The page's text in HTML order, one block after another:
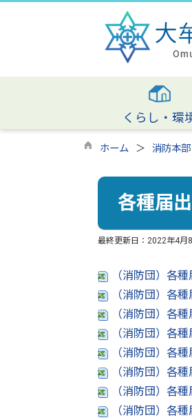
くらし・環
ホーム 消防本部
各種届
最終更新日： 2022年4月
（消防団）各
（消防団）各
（消防団）各
（消防団）各
（消防団）各
（消防団）各
（消防団）各
（消防団）各